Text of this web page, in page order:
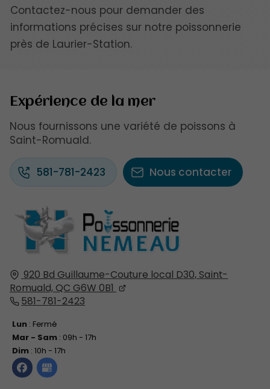
Contactez-nous pour demander des
informations précises sur notre poissonnerie
près de Laurier-Station.
920 Bd Guillaume-Couture local D30, Saint-
Romuald, QC G6W 0B1
581-781-2423
Lun : Fermé
Mar - Sam : 09h - 17h
Dim : 10h - 17h
Expérience de la mer
Nous fournissons une variété de poissons à
Saint-Romuald.
581-781-2423 Nous contacter